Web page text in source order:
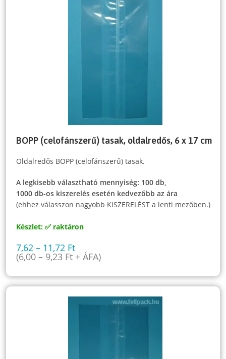
BOPP (celofánszerű) tasak, oldalredős, 6 x 17 cm
Oldalredős BOPP (celofánszerű) tasak.
A legkisebb választható mennyiség: 100 db,
1000 db-os kiszerelés esetén kedvezőbb az ára
(ehhez válasszon nagyobb KISZERELÉST a lenti mezőben.)
Készlet: ✅ raktáron
7,62– 11,72 Ft
(6,00– 9,23 Ft + ÁFA)